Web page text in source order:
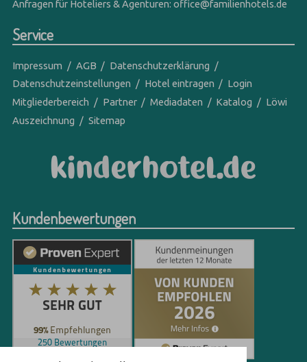
Anfragen für Hoteliers & Agenturen:office@familienhotels.de
Service
Impressum AGB
Datenschutzerklärung
Datenschutzeinstellungen
Hotel eintragen
Login
Mitgliederbereich
Partner Mediadaten Katalog
Löwi
Auszeichnung
Sitemap
Kundenbewertungen